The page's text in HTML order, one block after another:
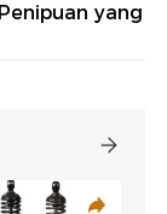
yang